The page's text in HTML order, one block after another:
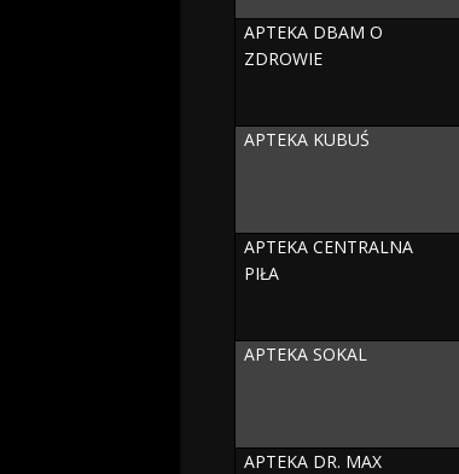
APTEKA DBAM O
ZDROWIE
APTEKA KUBUŚ
APTEKA CENTRALNA
PIŁA
APTEKA SOKAL
APTEKA DR. MAX